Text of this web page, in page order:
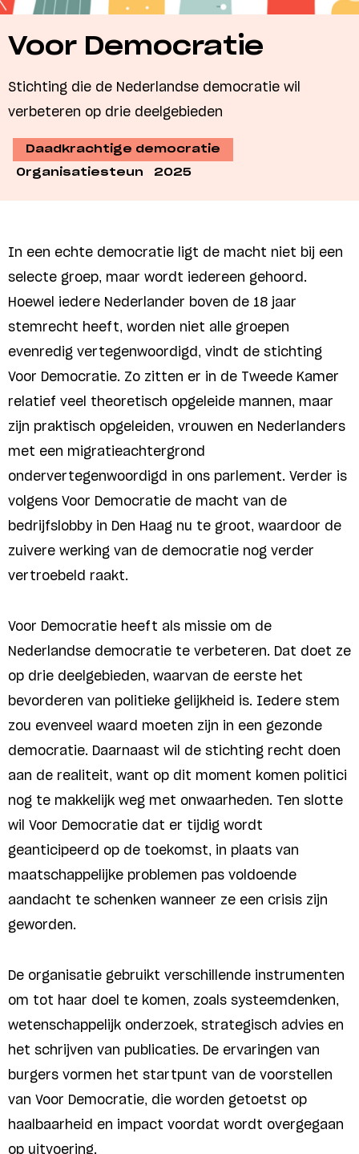
Voor Democratie
Stichting die de Nederlandse democratie wil
verbeteren op drie deelgebieden
Daadkrachtige democratie
Organisatiesteun 2025
In een echte democratie ligt de macht niet bij een
selecte groep, maar wordt iedereen gehoord.
Hoewel iedere Nederlander boven de 18 jaar
stemrecht heeft, worden niet alle groepen
evenredig vertegenwoordigd, vindt de stichting
Voor Democratie. Zo zitten er in de Tweede Kamer
relatief veel theoretisch opgeleide mannen, maar
zijn praktisch opgeleiden, vrouwen en Nederlanders
met een migratieachtergrond
ondervertegenwoordigd in ons parlement. Verder is
volgens Voor Democratie de macht van de
bedrijfslobby in Den Haag nu te groot, waardoor de
zuivere werking van de democratie nog verder
vertroebeld raakt.
Voor Democratie heeft als missie om de
Nederlandse democratie te verbeteren. Dat doet ze
op drie deelgebieden, waarvan de eerste het
bevorderen van politieke gelijkheid is. Iedere stem
zou evenveel waard moeten zijn in een gezonde
democratie. Daarnaast wil de stichting recht doen
aan de realiteit, want op dit moment komen politici
nog te makkelijk weg met onwaarheden. Ten slotte
wil Voor Democratie dat er tijdig wordt
geanticipeerd op de toekomst, in plaats van
maatschappelijke problemen pas voldoende
aandacht te schenken wanneer ze een crisis zijn
geworden.
De organisatie gebruikt verschillende instrumenten
om tot haar doel te komen, zoals systeemdenken,
wetenschappelijk onderzoek, strategisch advies en
het schrijven van publicaties. De ervaringen van
burgers vormen het startpunt van de voorstellen
van Voor Democratie, die worden getoetst op
haalbaarheid en impact voordat wordt overgegaan
op uitvoering.